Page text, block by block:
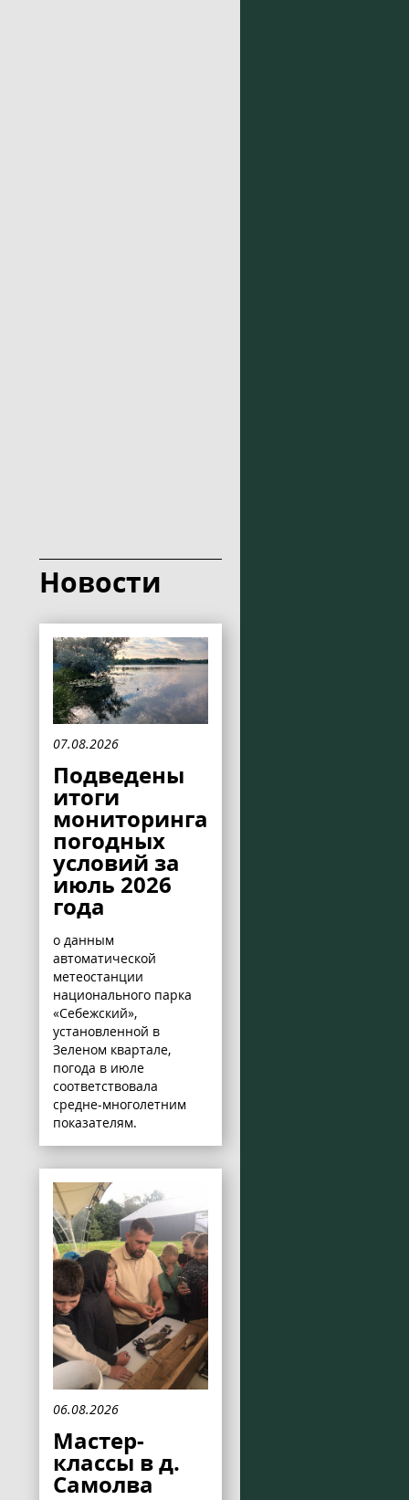
Новости
07.08.2026
Подведены
итоги
мониторинга
погодных
условий за
июль 2026
года
о данным
автоматической
метеостанции
национального парка
«Себежский»,
установленной в
Зеленом квартале,
погода в июле
соответствовала
средне-многолетним
показателям.
06.08.2026
Мастер-
классы в д.
Самолва